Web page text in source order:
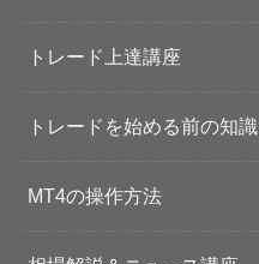
トレード上達講座
トレードを始める前の知識
MT4の操作方法